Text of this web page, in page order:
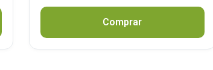
Comprar